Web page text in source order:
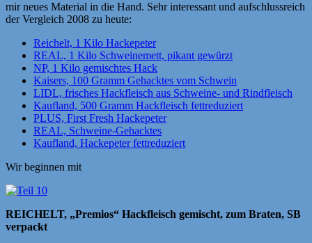
mir neues Material in die Hand. Sehr interessant und aufschlussreich
der Vergleich 2008 zu heute:
Reichelt, 1 Kilo Hackepeter
REAL, 1 Kilo Schweinemett, pikant gewürzt
NP, 1 Kilo gemischtes Hack
Kaisers, 100 Gramm Gehacktes vom Schwein
LIDL, frisches Hackfleisch aus Schweine- und Rindfleisch
Kaufland, 500 Gramm Hackfleisch fettreduziert
PLUS, First Fresh Hackepeter
REAL, Schweine-Gehacktes
Kaufland, Hackepeter fettreduziert
Wir beginnen mit
REICHELT, „Premios“ Hackfleisch gemischt, zum Braten, SB
verpackt